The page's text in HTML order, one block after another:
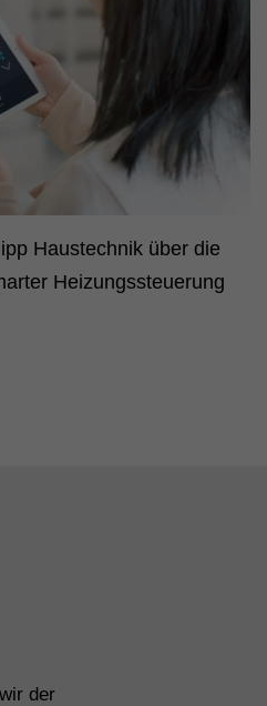
Haustechnik über die
Heizungssteuerung
der